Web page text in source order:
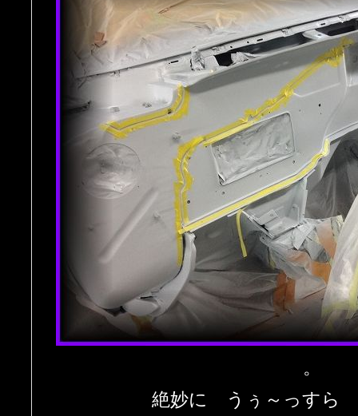
。
絶妙に うぅ～っす